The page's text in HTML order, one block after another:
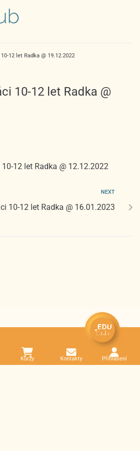
12 let Radka @ 19.12.2022
10-12 let Radka @
12 let Radka @ 12.12.2022
NEXT
10-12 let Radka @ 16.01.2023
Kurzy Kontakty Přihlášení